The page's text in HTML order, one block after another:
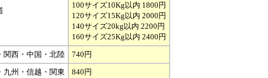
100サイズ10Kg以内 1800円
120サイズ15Kg以内 2000円
140サイズ20kg以内 2200円
160サイズ25Kg以内 2400円
関西・中国・北陸
740円
九州・信越・関東
840円